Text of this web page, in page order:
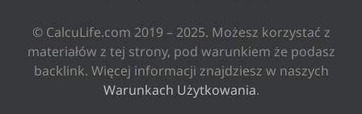
© CalcuLife.com 2019 – 2025. Możesz korzystać z
materiałów z tej strony, pod warunkiem że podasz
backlink. Więcej informacji znajdziesz w naszych
Warunkach Użytkowania.